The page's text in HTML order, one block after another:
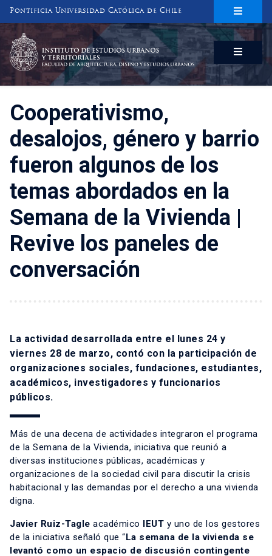
Pontificia Universidad Católica de Chile
INSTITUTO DE ESTUDIOS URBANOS
Y TERRITORIALES
FACULTAD DE ARQUITECTURA, DISEÑO Y ESTUDIOS URBANOS
Cooperativismo,
desalojos, género y barrio
fueron algunos de los
temas abordados en la
Semana de la Vivienda |
Revive los paneles de
conversación
La actividad desarrollada entre el lunes 24 y
viernes 28 de marzo, contó con la participación de
organizaciones sociales, fundaciones, estudiantes,
académicos, investigadores y funcionarios
públicos.
Más de una decena de actividades integraron el programa
de la Semana de la Vivienda, iniciativa que reunió a
diversas instituciones públicas, académicas y
organizaciones de la sociedad civil para discutir la crisis
habitacional y las demandas por el derecho a una vivienda
digna.
Javier Ruiz-Tagle académico IEUT y uno de los gestores
de la iniciativa señaló que “La semana de la vivienda se
levantó como un espacio de discusión contingente